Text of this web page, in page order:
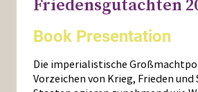
Friedensgutachten
Book Presentation
Die imperialistische
Vorzeichen von Krieg, Frieden und